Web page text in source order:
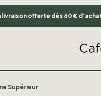
livraison offerte dès 60 €
Supérieur